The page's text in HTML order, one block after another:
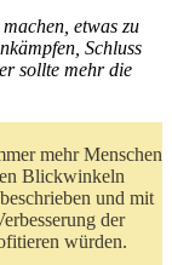
etwas zu
Schluss
sollte mehr die
mehr Menschen
Blickwinkeln
und mit
der
würden.